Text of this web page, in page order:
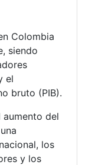
Colombia
siendo
el
bruto (PIB).
aumento del
los
y los